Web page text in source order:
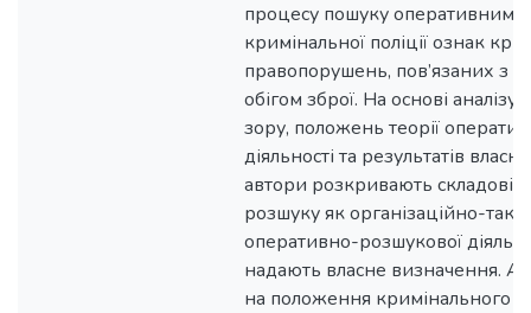
процесу пошуку оперативними
кримінальної поліції ознак
правопорушень, пов’язаних з
обігом зброї. На основі аналізу
зору, положень теорії
діяльності та результатів
автори розкривають складові
розшуку як організаційно-
оперативно-розшукової
надають власне визначення.
на положення кримінального